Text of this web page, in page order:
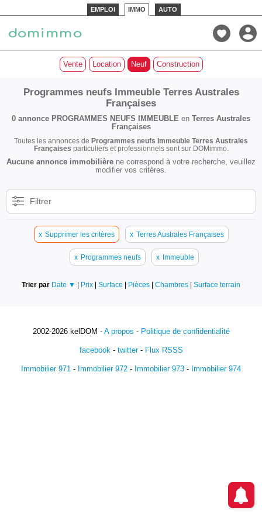
EMPLOI IMMO AUTO
Vente Location Neuf Construction
Programmes neufs Immeuble Terres Australes
Françaises
0 annonce PROGRAMMES NEUFS IMMEUBLE en Terres Australes
Françaises
Toutes les annonces de Programmes neufs Immeuble Terres Australes
Françaises particuliers et professionnels sont sur DOMimmo.
Aucune annonce immobilière ne correspond à votre recherche, veuillez
modifier vos critères.
Filtrer
x Supprimer les critères x Terres Australes Françaises
x Programmes neufs x Immeuble
Trier par Date ▼ | Prix | Surface | Pièces | Chambres | Surface terrain
2002-2026 kelDOM - A propos - Politique de confidentialité
facebook- twitter- Flux RSSS
Immobilier 971 - Immobilier 972 - Immobilier 973 - Immobilier 974